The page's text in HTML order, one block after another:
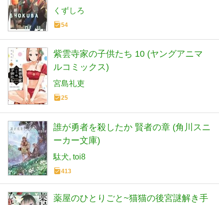
くずしろ
54
紫雲寺家の子供たち 10 (ヤングアニマ
ルコミックス)
宮島礼吏
25
誰が勇者を殺したか 賢者の章 (角川スニ
ーカー文庫)
駄犬 toi8
413
薬屋のひとりごと~猫猫の後宮謎解き手